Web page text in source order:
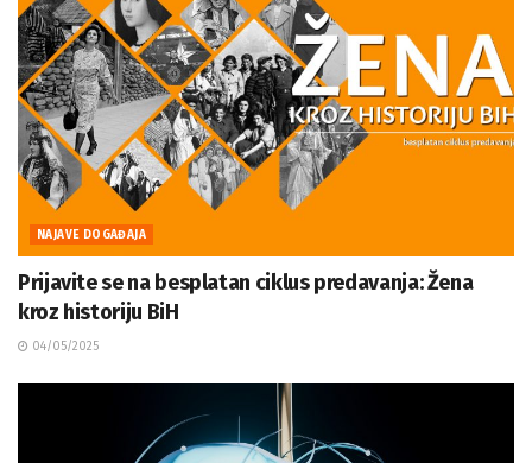
NAJAVE DOGAĐAJA
Prijavite se na besplatan ciklus predavanja: Žena
kroz historiju BiH
04/05/2025